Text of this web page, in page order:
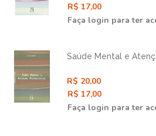
R$ 17,00
Faça login para ter
Saúde Mental e
R$ 20,00
R$ 17,00
Faça login para ter